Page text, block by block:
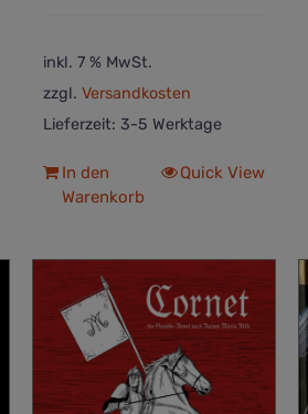
inkl. 7 % MwSt.
zzgl. Versandkosten
Lieferzeit: 3-5 Werktage
In den
Warenkorb
Quick View